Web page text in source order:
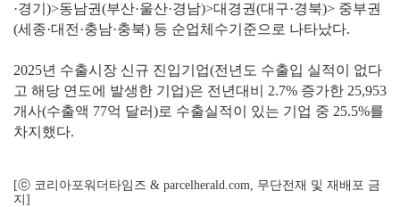
·경기)>동남권(부산·울산·경남)>대경권(대구·경북)> 중부권
(세종·대전·충남·충북) 등 순업체수기준으로 나타났다.
2025년 수출시장 신규 진입기업(전년도 수출입 실적이 없다
고 해당 연도에 발생한 기업)은 전년대비 2.7% 증가한 25,953
개사(수출액 77억 달러)로 수출실적이 있는 기업 중 25.5%를
차지했다.
[ⓒ 코리아포워더타임즈 & parcelherald.com, 무단전재 및 재배포 금
지]